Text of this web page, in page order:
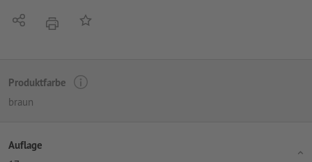
Teilen DruckenAuf die Merkliste
Produktfarbe
braun
Auflage